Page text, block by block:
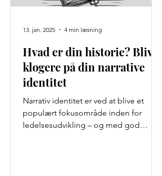
Hvad er din historie? Bliv
klogere på din narrative
identitet
Narrativ identitet er ved at blive et
populært fokusområde inden for
ledelsesudvikling – og med god
13. jan. 2025 4 min læsning